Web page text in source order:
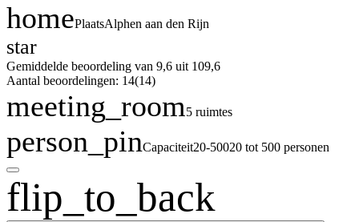
homePlaatsAlphen aan den Rijn
star
Gemiddelde beoordeling van 9,6 uit 109,6
Aantal beoordelingen: 14(14)
meeting_room5 ruimtes
person_pinCapaciteit20-50020 tot 500 personen
flip_to_back